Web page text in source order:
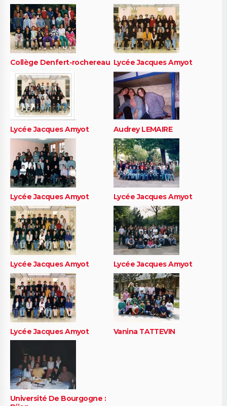
Collège Denfert-rochereau Lycée Jacques Amyot
Lycée Jacques Amyot Audrey LEMAIRE
Lycée Jacques Amyot Lycée Jacques Amyot
Lycée Jacques Amyot Lycée Jacques Amyot
Lycée Jacques Amyot Vanina TATTEVIN
Université De Bourgogne :